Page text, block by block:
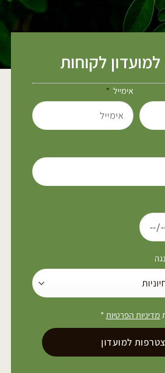
לקוחות
אימייל
מדיניות הפרטיות*
למועדון